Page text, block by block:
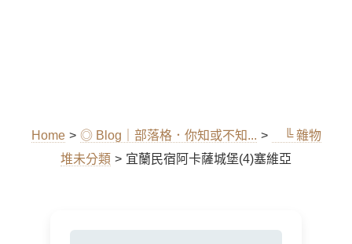
Home > ◎ Blog｜部落格．你知或不知... >
╚ 雜物
堆未分類 > 宜蘭民宿阿卡薩城堡(4)塞維亞